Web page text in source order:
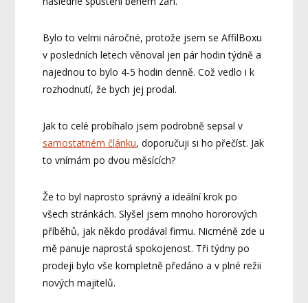
Bylo to velmi náročné, protože jsem se AffilBoxu
v posledních letech věnoval jen pár hodin týdně a
najednou to bylo 4-5 hodin denně. Což vedlo i k
rozhodnutí, že bych jej prodal.
Jak to celé probíhalo jsem podrobně sepsal v
samostatném článku, doporučuji si ho přečíst. Jak
to vnímám po dvou měsících?
Že to byl naprosto správný a ideální krok po
všech stránkách. Slyšel jsem mnoho hororových
příběhů, jak někdo prodával firmu. Nicméně zde u
mě panuje naprostá spokojenost. Tři týdny po
prodeji bylo vše kompletně předáno a v plné režii
nových majitelů.